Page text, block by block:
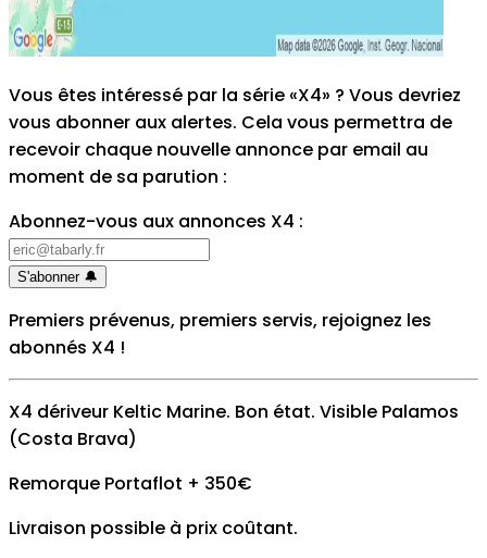
Vous êtes intéressé par la série «X4» ? Vous devriez
vous abonner aux alertes. Cela vous permettra de
recevoir chaque nouvelle annonce par email au
moment de sa parution :
Abonnez-vous aux annonces X4 :
S'abonner 🔔
Premiers prévenus, premiers servis, rejoignez les
abonnés X4 !
X4 dériveur Keltic Marine. Bon état. Visible Palamos
(Costa Brava)
Remorque Portaflot + 350€
Livraison possible à prix coûtant.